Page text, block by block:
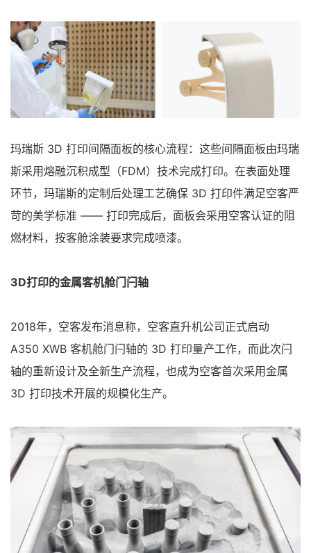
玛瑞斯 3D 打印间隔面板的核心流程：这些间隔面板由玛瑞
斯采用熔融沉积成型（FDM）技术完成打印。在表面处理
环节，玛瑞斯的定制后处理工艺确保 3D 打印件满足空客严
苛的美学标准 —— 打印完成后，面板会采用空客认证的阻
燃材料，按客舱涂装要求完成喷漆。
3D打印的金属客机舱门闩轴
2018年，空客发布消息称，空客直升机公司正式启动
A350 XWB 客机舱门闩轴的 3D 打印量产工作，而此次闩
轴的重新设计及全新生产流程，也成为空客首次采用金属
3D 打印技术开展的规模化生产。